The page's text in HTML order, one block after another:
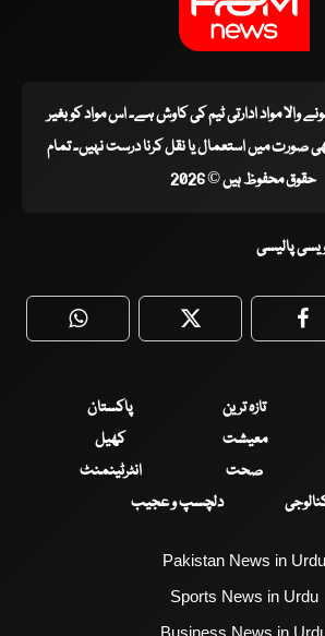
والا مواد ادارتی ٹیم کی کاوش ہے۔ اس مواد کو بغیر
صورت میں استعمال یا نقل کرنا درست نہیں۔ تمام
حقوق محفوظ ہیں © 2026
پالیسی
WhatsApp Twitter
تازہ ترین
پاکستان
معیشت
کھیل
صحت
انٹرٹینمنٹ
دلچسپ و عجیب
Pakistan News in Urdu
Sports News in Urdu